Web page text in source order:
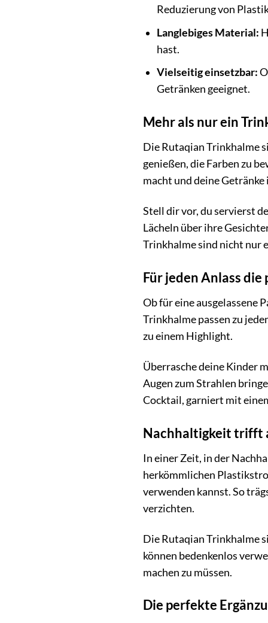
Reduzierung von
Langlebiges Material:
hast.
Vielseitig einsetzbar:
Getränken geeignet.
Mehr als nur ein
Die Rutaqian Trinkhalme
genießen, die Farben zu
macht und deine
Stell dir vor, du servierst
Lächeln über ihre
Trinkhalme sind nicht nur
Für jeden Anlass die
Ob für eine ausgelassene
Trinkhalme passen zu
zu einem Highlight.
Überrasche deine Kinder
Augen zum Strahlen
Cocktail, garniert mit
Nachhaltigkeit trifft
In einer Zeit, in der
herkömmlichen
verwenden kannst. So
verzichten.
Die Rutaqian Trinkhalme
können bedenkenlos
machen zu müssen.
Die perfekte